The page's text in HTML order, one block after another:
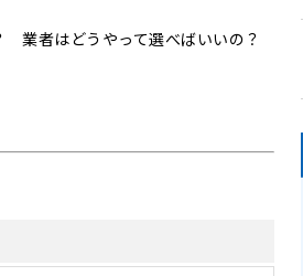
業者はどうやって選べばいいの？